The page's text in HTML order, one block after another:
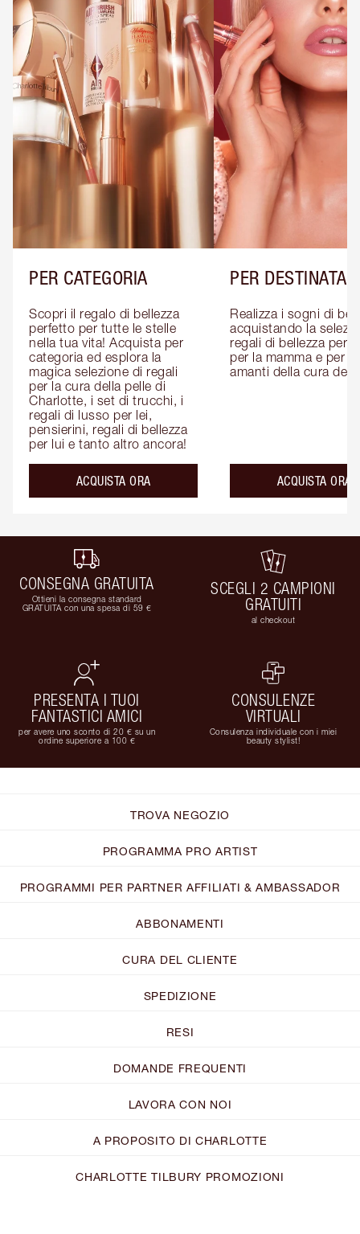
PER CATEGORIA
Scopri il regalo di bellezza
perfetto per tutte le stelle
nella tua vita! Acquista per
categoria ed esplora la
magica selezione di regali
per la cura della pelle di
Charlotte, i set di trucchi, i
regali di lusso per lei,
pensierini, regali di bellezza
per lui e tanto altro ancora!
ACQUISTA ORA
PER
Realizza i sogni di
acquistando la
regali di bellezza per
per la mamma e per
amanti della cura
ACQUISTA ORA
CONSEGNA GRATUITA
Ottieni la consegna standard
GRATUITA con una spesa di 59 €
SCEGLI 2 CAMPIONI
GRATUITI
al checkout
PRESENTA I TUOI
FANTASTICI AMICI
per avere uno sconto di 20 € su un
ordine superiore a 100 €
CONSULENZE
VIRTUALI
Consulenza individuale con i miei
beauty stylist!
TROVA NEGOZIO
PROGRAMMA PRO ARTIST
PROGRAMMI PER PARTNER AFFILIATI & AMBASSADOR
ABBONAMENTI
CURA DEL CLIENTE
SPEDIZIONE
RESI
DOMANDE FREQUENTI
LAVORA CON NOI
A PROPOSITO DI CHARLOTTE
CHARLOTTE TILBURY PROMOZIONI